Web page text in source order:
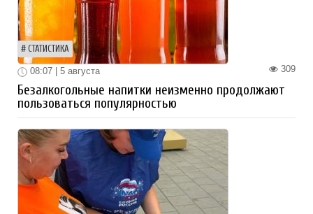
СТАТИСТИКА
309
08:07 | 5 августа
Безалкогольные напитки неизменно продолжают
пользоваться популярностью